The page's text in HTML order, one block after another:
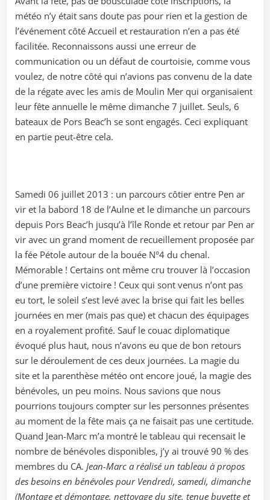
météo n’y était sans doute pas pour rien et la gestion de
l’événement côté Accueil et restauration n’en a pas été
facilitée. Reconnaissons aussi une erreur de
communication ou un défaut de courtoisie, comme vous
voulez, de notre côté qui n’avions pas convenu de la date
de la régate avec les amis de Moulin Mer qui organisaient
leur fête annuelle le même dimanche 7 juillet. Seuls, 6
bateaux de Pors Beac’h se sont engagés. Ceci expliquant
en partie peut-être cela.
Samedi 06 juillet 2013 : un parcours côtier entre Pen ar
vir et la babord 18 de l’Aulne et le dimanche un parcours
depuis Pors Beac’h jusqu’à l’île Ronde et retour par Pen ar
vir avec un grand moment de recueillement proposée par
la fée Pétole autour de la bouée N°4 du chenal.
Mémorable ! Certains ont même cru trouver là l’occasion
d’une première victoire ! Ceux qui sont venus n’ont pas
eu tort, le soleil s’est levé avec la brise qui fait les belles
journées en mer (mais pas que) et chacun des équipages
en a royalement profité. Sauf le couac diplomatique
évoqué plus haut, nous n’avons eu que de bon retours
sur le déroulement de ces deux journées. La magie du
site et la parenthèse météo ont encore joué, la magie des
bénévoles, un peu moins. Nous savions que nous
pourrions toujours compter sur les personnes présentes
au moment de la fête mais ça ne faisait pas une certitude.
Quand Jean-Marc m’a montré le tableau qui recensait le
nombre de bénévoles disponibles, j’y ai trouvé 90 % des
membres du CA. Jean-Marc a réalisé un tableau à propos
des besoins en bénévoles pour Vendredi, samedi, dimanche
(Montage et démontage, nettoyage du site, tenue buvette et